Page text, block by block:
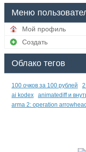
Меню
Мой профиль
Создать
Облако тегов
100 очков за 100 рублей
ai kodex
animatediff и
arma 2: operation arrowhead